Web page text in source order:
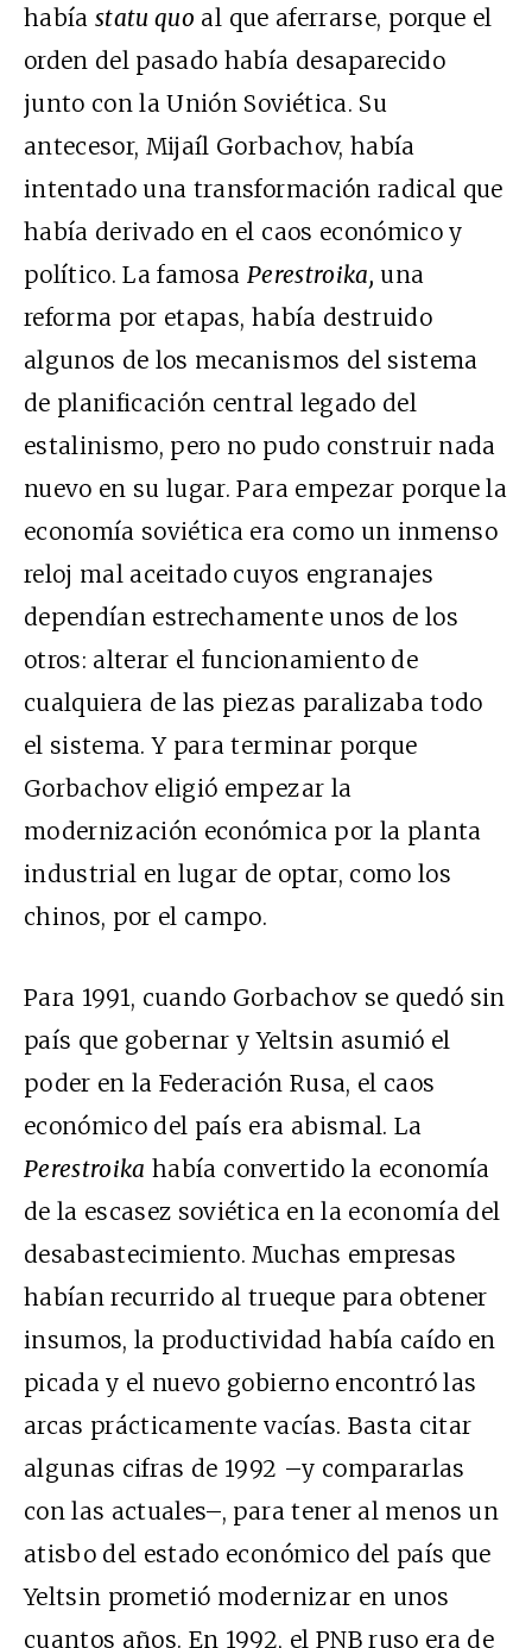
habíastatu quo al que aferrarse, porque el
orden del pasado había desaparecido
junto con la Unión Soviética. Su
antecesor, Mijaíl Gorbachov, había
intentado una transformación radical que
había derivado en el caos económico y
político. La famosa Perestroika, una
reforma por etapas, había destruido
algunos de los mecanismos del sistema
de planificación central legado del
estalinismo, pero no pudo construir nada
nuevo en su lugar. Para empezar porque la
economía soviética era como un inmenso
reloj mal aceitado cuyos engranajes
dependían estrechamente unos de los
otros: alterar el funcionamiento de
cualquiera de las piezas paralizaba todo
el sistema. Y para terminar porque
Gorbachov eligió empezar la
modernización económica por la planta
industrial en lugar de optar, como los
chinos, por el campo.
Para 1991, cuando Gorbachov se quedó sin
país que gobernar y Yeltsin asumió el
poder en la Federación Rusa, el caos
económico del país era abismal. La
Perestroika había convertido la economía
de la escasez soviética en la economía del
desabastecimiento. Muchas empresas
habían recurrido al trueque para obtener
insumos, la productividad había caído en
picada y el nuevo gobierno encontró las
arcas prácticamente vacías. Basta citar
algunas cifras de 1992 –y compararlas
con las actuales–, para tener al menos un
atisbo del estado económico del país que
Yeltsin prometió modernizar en unos
cuantos años. En 1992, el PNB ruso era de